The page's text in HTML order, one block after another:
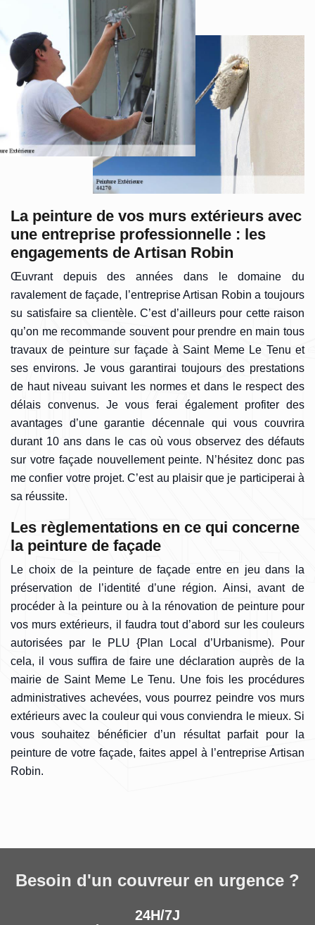
La peinture de vos murs extérieurs avec
une entreprise professionnelle : les
engagements de Artisan Robin
Œuvrant depuis des années dans le domaine du
ravalement de façade, l’entreprise Artisan Robin a toujours
su satisfaire sa clientèle. C’est d’ailleurs pour cette raison
qu’on me recommande souvent pour prendre en main tous
travaux de peinture sur façade à Saint Meme Le Tenu et
ses environs. Je vous garantirai toujours des prestations
de haut niveau suivant les normes et dans le respect des
délais convenus. Je vous ferai également profiter des
avantages d’une garantie décennale qui vous couvrira
durant 10 ans dans le cas où vous observez des défauts
sur votre façade nouvellement peinte. N’hésitez donc pas
me confier votre projet. C’est au plaisir que je participerai à
sa réussite.
Les règlementations en ce qui concerne
la peinture de façade
Le choix de la peinture de façade entre en jeu dans la
préservation de l’identité d’une région. Ainsi, avant de
procéder à la peinture ou à la rénovation de peinture pour
vos murs extérieurs, il faudra tout d’abord sur les couleurs
autorisées par le PLU {Plan Local d’Urbanisme). Pour
cela, il vous suffira de faire une déclaration auprès de la
mairie de Saint Meme Le Tenu. Une fois les procédures
administratives achevées, vous pourrez peindre vos murs
extérieurs avec la couleur qui vous conviendra le mieux. Si
vous souhaitez bénéficier d’un résultat parfait pour la
peinture de votre façade, faites appel à l’entreprise Artisan
Robin.
Besoin d'un couvreur en urgence ?
24H/7J